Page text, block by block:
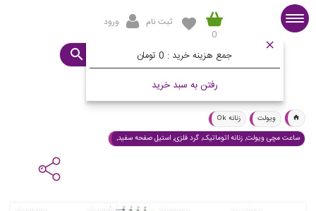
0
جمع هزینه خرید :
رفتن به سبد خرید
ثبت نام ورود
ساعت مورد نظرتان چیست؟
ویولت
زنانه Ok
ساعت مچی ویولت, زنانه اتوماتیک, گرد فلزی, استیل صفحه سفید,